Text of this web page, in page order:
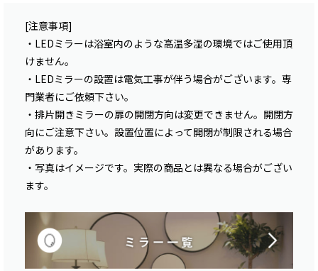
[注意事項]
・LEDミラーは浴室内のような高温多湿の環境ではご使用頂
けません。
・LEDミラーの設置は電気工事が伴う場合がございます。専
門業者にご依頼下さい。
・排片開きミラーの扉の開閉方向は変更できません。開閉方
向にご注意下さい。設置位置によって開閉が制限される場合
があります。
・写真はイメージです。実際の商品とは異なる場合がござい
ます。